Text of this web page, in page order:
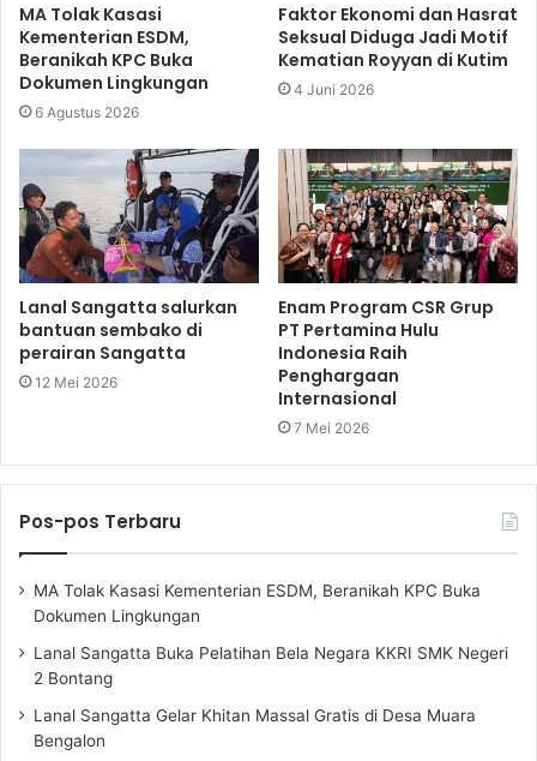
MA Tolak Kasasi
Kementerian ESDM,
Beranikah KPC Buka
Dokumen Lingkungan
6 Agustus 2026
Faktor Ekonomi dan Hasrat
Seksual Diduga Jadi Motif
Kematian Royyan di Kutim
4 Juni 2026
Lanal Sangatta salurkan
bantuan sembako di
perairan Sangatta
12 Mei 2026
Enam Program CSR Grup
PT Pertamina Hulu
Indonesia Raih
Penghargaan
Internasional
7 Mei 2026
Pos-pos Terbaru
MA Tolak Kasasi Kementerian ESDM, Beranikah KPC Buka
Dokumen Lingkungan
Lanal Sangatta Buka Pelatihan Bela Negara KKRI SMK Negeri
2 Bontang
Lanal Sangatta Gelar Khitan Massal Gratis di Desa Muara
Bengalon